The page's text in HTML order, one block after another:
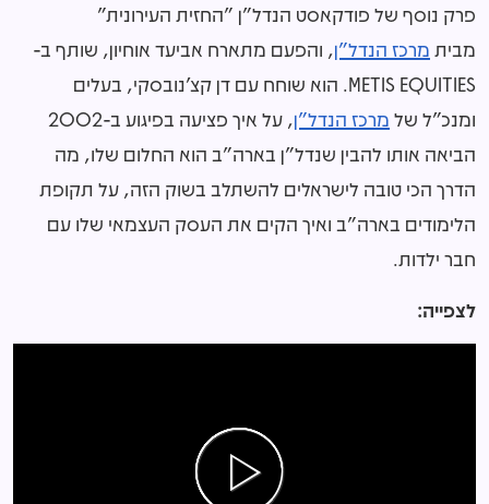
פרק נוסף של פודקאסט הנדל"ן "החזית העירונית"
מבית מרכז הנדל"ן, והפעם מתארח אביעד אוחיון, שותף ב-
METIS EQUITIES. הוא שוחח עם דן קצ'נובסקי, בעלים
ומנכ"ל של מרכז הנדל"ן
, על איך פציעה בפיגוע ב-2002
הביאה אותו להבין שנדל"ן בארה"ב הוא החלום שלו, מה
הדרך הכי טובה לישראלים להשתלב בשוק הזה, על תקופת
הלימודים בארה"ב ואיך הקים את העסק העצמאי שלו עם
חבר ילדות.
לצפייה: